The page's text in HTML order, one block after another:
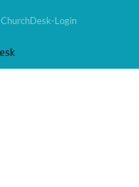
ChurchDesk-Login